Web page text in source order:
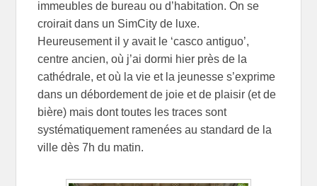
immeubles de bureau ou d’habitation. On se
croirait dans un SimCity de luxe.
Heureusement il y avait le ‘casco antiguo’,
centre ancien, où j’ai dormi hier près de la
cathédrale, et où la vie et la jeunesse s’exprime
dans un débordement de joie et de plaisir (et de
bière) mais dont toutes les traces sont
systématiquement ramenées au standard de la
ville dès 7h du matin.